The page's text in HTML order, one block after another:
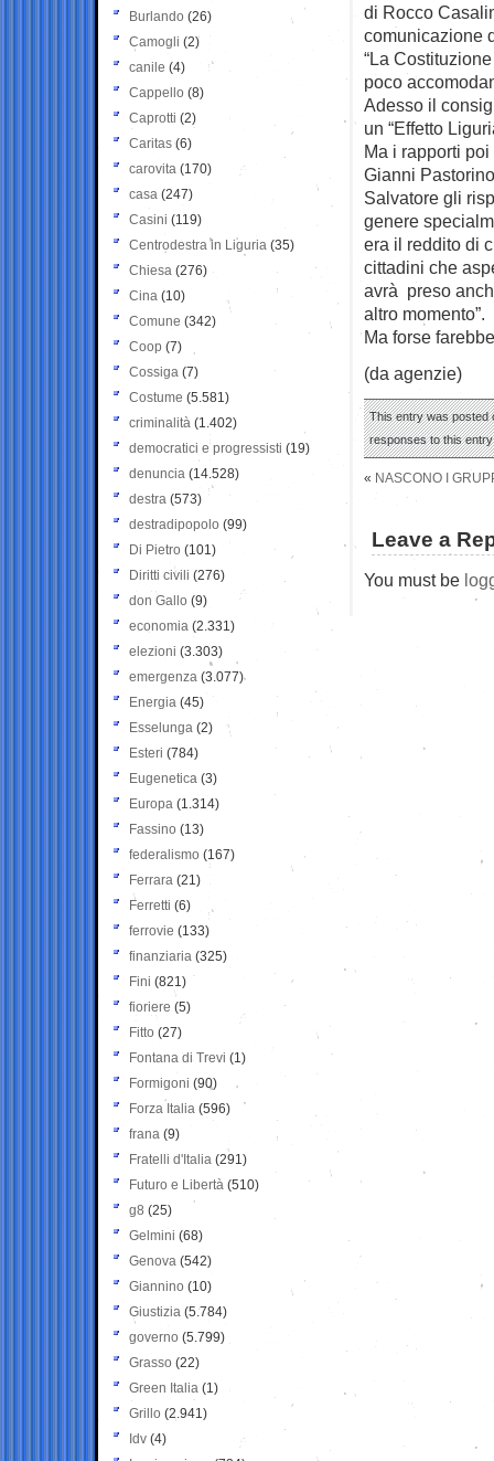
di Rocco
comunicazione
“La
poco
Adesso il
un “Effetto
Ma i rapporti
Gianni
Salvatore gli
genere
era il reddito di
cittadini che
avrà preso
altro momento”.
Ma forse
(da agenzie)
This entry was posted
responses to this
« NASCONO I
Leave a
You must be
Burlando (26)
Camogli (2)
canile (4)
Cappello (8)
Caprotti (2)
Caritas (6)
carovita (170)
casa (247)
Casini (119)
Centrodestra in Liguria (35)
Chiesa (276)
Cina (10)
Comune (342)
Coop (7)
Cossiga (7)
Costume (5.581)
criminalità (1.402)
democratici e progressisti (19)
denuncia (14.528)
destra (573)
destradipopolo (99)
Di Pietro (101)
Diritti civili (276)
don Gallo (9)
economia (2.331)
elezioni (3.303)
emergenza (3.077)
Energia (45)
Esselunga (2)
Esteri (784)
Eugenetica (3)
Europa (1.314)
Fassino (13)
federalismo (167)
Ferrara (21)
Ferretti (6)
ferrovie (133)
finanziaria (325)
Fini (821)
fioriere (5)
Fitto (27)
Fontana di Trevi (1)
Formigoni (90)
Forza Italia (596)
frana (9)
Fratelli d'Italia (291)
Futuro e Libertà (510)
g8 (25)
Gelmini (68)
Genova (542)
Giannino (10)
Giustizia (5.784)
governo (5.799)
Grasso (22)
Green Italia (1)
Grillo (2.941)
Idv (4)